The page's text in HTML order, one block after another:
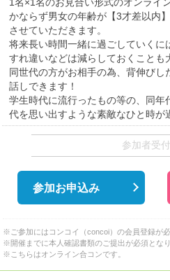
1名×1名のお見合い形式のオンライ
かならず男女の年齢が【3才差以内
させていただきます。
将来長い時間一緒に過ごしていくに
すれ違いなどは減らしておくことも
同世代の方がお相手の為、背伸び
話しできます！
学生時代に流行ったもの等の、同年
代を思い出すような素敵なひと時が
参加者受付
参加お申込み
※ご参加にはコンコイ（concoi）の会員登録が必
※開催までに本人確認書類のご提出が必須となり
※こちらはオンライン合コンです。